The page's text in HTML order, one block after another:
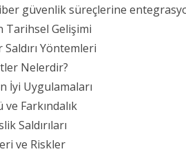
güvenlik süreçlerine
Tarihsel Gelişimi
Yöntemleri
Nelerdir?
İyi Uygulamaları
ve Farkındalık
Saldırıları
ve Riskler